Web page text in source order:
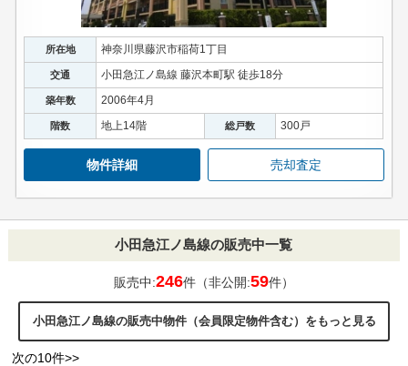
所在地 神奈川県藤沢市稲荷1丁目
交通 小田急江ノ島線 藤沢本町駅 徒歩18分
築年数 2006年4月
階数 地上14階 総戸数 300戸
物件詳細 売却査定
小田急江ノ島線の販売中一覧
販売中:246件（非公開:59件）
小田急江ノ島線の販売中物件（会員限定物件含む）をもっと見る
次の10件>>